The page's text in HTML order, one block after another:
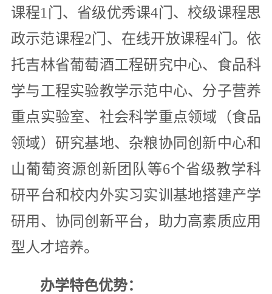
课程1门、省级优秀课4门、校级课程思
政示范课程2门、在线开放课程4门。依
托吉林省葡萄酒工程研究中心、食品科
学与工程实验教学示范中心、分子营养
重点实验室、社会科学重点领域（食品
领域）研究基地、杂粮协同创新中心和
山葡萄资源创新团队等6个省级教学科
研平台和校内外实习实训基地搭建产学
研用、协同创新平台，助力高素质应用
型人才培养。
办学特色优势：